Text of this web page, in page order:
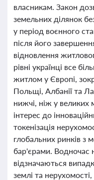
власникам. Закон
земельних ділянок
у період воєнного
після його
відновлення
рівні українці все
житлом у Європі,
Польщі, Албанії та
нижчі, ніж у великих
інтерес до
токенізація
глобальних ринків
бар'єрами. Водночас
відзначаються
землі та